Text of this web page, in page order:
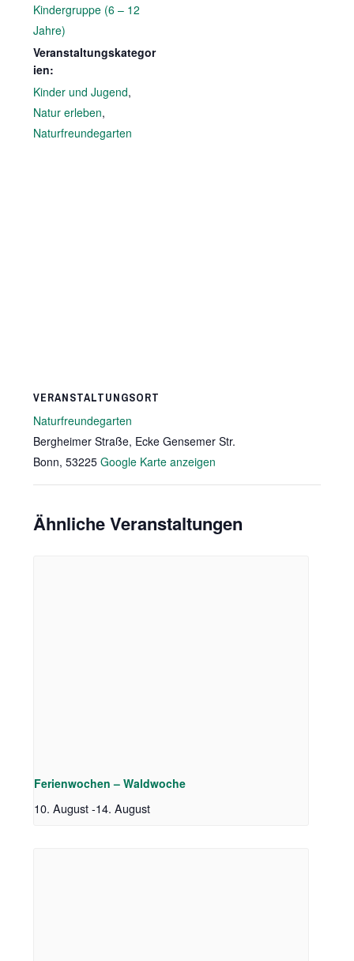
Kindergruppe (6 – 12
Jahre)
Veranstaltungskategor
ien:
Kinder und Jugend,
Natur erleben,
Naturfreundegarten
VERANSTALTUNGSORT
Naturfreundegarten
Bergheimer Straße, Ecke Gensemer Str.
Bonn, 53225 Google Karte anzeigen
Ähnliche Veranstaltungen
Ferienwochen – Waldwoche
10. August -14. August